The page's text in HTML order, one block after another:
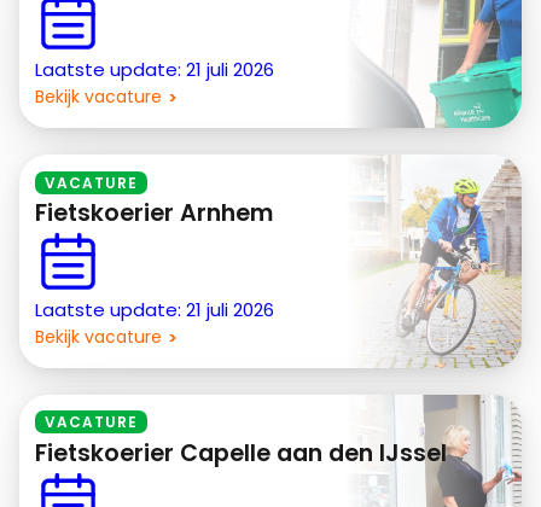
Laatste update: 21 juli 2026
Bekijk vacature
VACATURE
Fietskoerier Arnhem
Laatste update: 21 juli 2026
Bekijk vacature
VACATURE
Fietskoerier Capelle aan den IJssel